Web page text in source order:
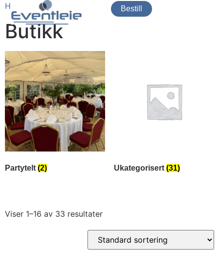
Bestill
Hjem / Butikk
Butikk
Partytelt (2) Ukategorisert (31)
Viser 1–16 av 33 resultater